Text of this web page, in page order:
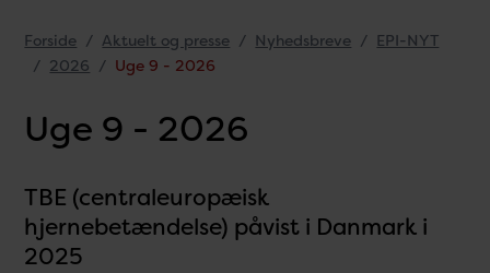
Forside Aktuelt og presse Nyhedsbreve
EPI-NYT
2026
Uge 9 - 2026
Uge 9 - 2026
TBE (centraleuropæisk
hjernebetændelse) påvist i Danmark i
2025